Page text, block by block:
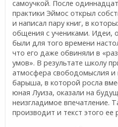
самоучкой. После
практики Эймос открыл
и написал пару книг, в
общения с учениками. Идеи,
были для того времени
что его даже обвиняли в
умов». В результате школу
атмосфера свободомыслия и
барыша, в которой росла
юная Луиза, оказали на
неизгладимое впечатление.
производит и текст этого ее